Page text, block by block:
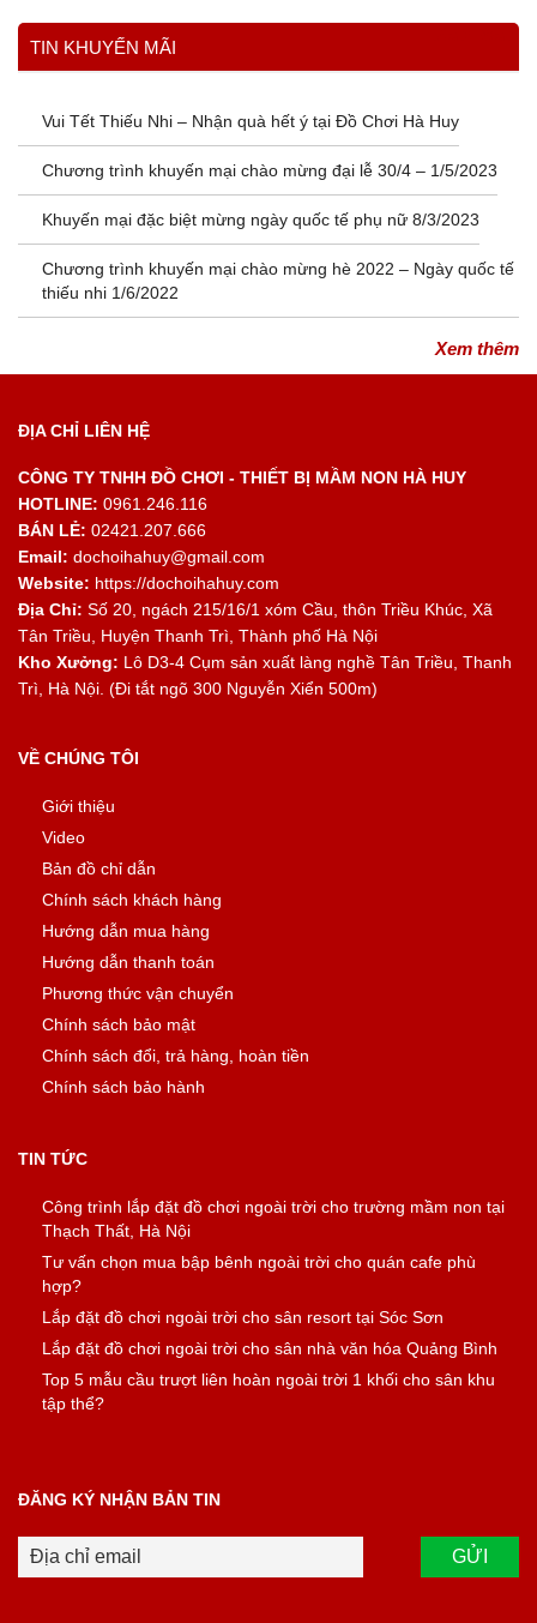
Xem thêm
TIN KHUYẾN MÃI
Vui Tết Thiếu Nhi – Nhận quà hết ý tại Đồ Chơi Hà Huy
Chương trình khuyến mại chào mừng đại lễ 30/4 – 1/5/2023
Khuyến mại đặc biệt mừng ngày quốc tế phụ nữ 8/3/2023
Chương trình khuyến mại chào mừng hè 2022 – Ngày quốc tế
thiếu nhi 1/6/2022
Xem thêm
ĐỊA CHỈ LIÊN HỆ
CÔNG TY TNHH ĐỒ CHƠI - THIẾT BỊ MẦM NON HÀ HUY
HOTLINE: 0961.246.116
BÁN LẺ: 02421.207.666
Email: dochoihahuy@gmail.com
Website: https://dochoihahuy.com
Địa Chỉ: Số 20, ngách 215/16/1 xóm Cầu, thôn Triều Khúc, Xã
Tân Triều, Huyện Thanh Trì, Thành phố Hà Nội
Kho Xưởng: Lô D3-4 Cụm sản xuất làng nghề Tân Triều, Thanh
Trì, Hà Nội. (Đi tắt ngõ 300 Nguyễn Xiển 500m)
VỀ CHÚNG TÔI
Giới thiệu
Video
Bản đồ chỉ dẫn
Chính sách khách hàng
Hướng dẫn mua hàng
Hướng dẫn thanh toán
Phương thức vận chuyển
Chính sách bảo mật
Chính sách đổi, trả hàng, hoàn tiền
Chính sách bảo hành
TIN TỨC
Công trình lắp đặt đồ chơi ngoài trời cho trường mầm non tại
Thạch Thất, Hà Nội
Tư vấn chọn mua bập bênh ngoài trời cho quán cafe phù
hợp?
Lắp đặt đồ chơi ngoài trời cho sân resort tại Sóc Sơn
Lắp đặt đồ chơi ngoài trời cho sân nhà văn hóa Quảng Bình
Top 5 mẫu cầu trượt liên hoàn ngoài trời 1 khối cho sân khu
tập thể?
ĐĂNG KÝ NHẬN BẢN TIN